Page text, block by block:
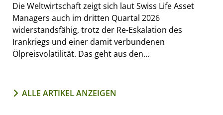
Die Weltwirtschaft zeigt sich laut Swiss Life Asset
Managers auch im dritten Quartal 2026
widerstandsfähig, trotz der Re-Eskalation des
Irankriegs und einer damit verbundenen
Ölpreisvolatilität. Das geht aus den...
ALLE ARTIKEL ANZEIGEN